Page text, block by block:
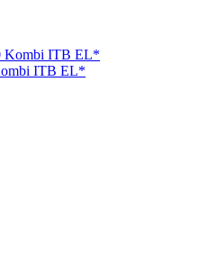
ITB EL*